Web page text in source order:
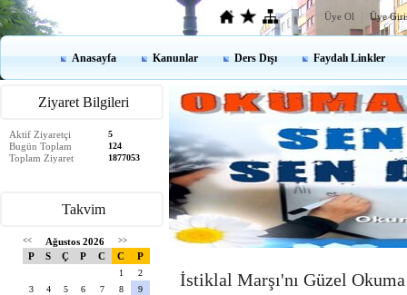
Üye Ol Üye
Anasayfa Kanunlar Ders Dışı Faydalı Linkler
Ziyaret Bilgileri
Aktif Ziyaretçi 5
Bugün Toplam 124
Toplam Ziyaret 1877053
Takvim
<< Ağustos 2026 >>
P S Ç P C C P
1
2
3
4 5 6 7 8
9
İstiklal Marşı'nı Güzel